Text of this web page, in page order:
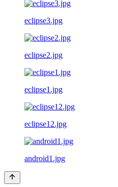
eclipse3.jpg
eclipse2.jpg
eclipse1.jpg
eclipse12.jpg
android1.jpg